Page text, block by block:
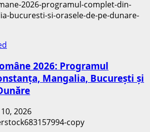
2026: Programul
Mangalia, București și
2026